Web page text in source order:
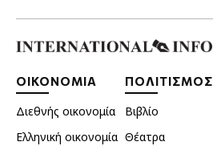
ΟΙΚΟΝΟΜΙΑ
Διεθνής οικονομία
Ελληνική οικονομία
ΠΟΛΙΤΙΣΜΟΣ
Βιβλίο
Θέατρα